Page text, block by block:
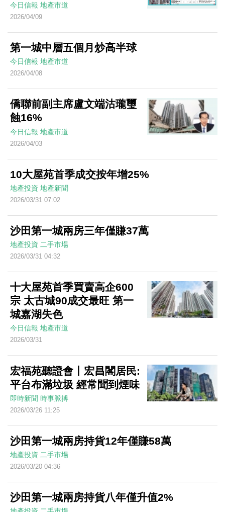
今日信報 地產市道
2026/04/09
第一城中層五個月炒高半球
今日信報 地產市道
2026/04/08
僑聯前副主席盧文端沽瓏璽
蝕16%
今日信報 地產市道
2026/04/03
10大屋苑首季成交按年增25%
地產投資 地產新聞
2026/03/31 07:02
沙田第一城兩房三年僅賺37萬
地產投資 二手市場
2026/03/31 04:32
十大屋苑首季買賣高企600
宗 太古城90成交最旺 第一
城嘉湖失色
今日信報 地產市道
2026/03/31
宏福苑聽證會丨宏昌閣居民:
平台布滿垃圾 經常聞到煙味
即時新聞 時事脈搏
2026/03/26 11:25
沙田第一城兩房持貨12年僅賺58萬
地產投資 二手市場
2026/03/20 04:36
沙田第一城兩房持貨八年僅升值2%